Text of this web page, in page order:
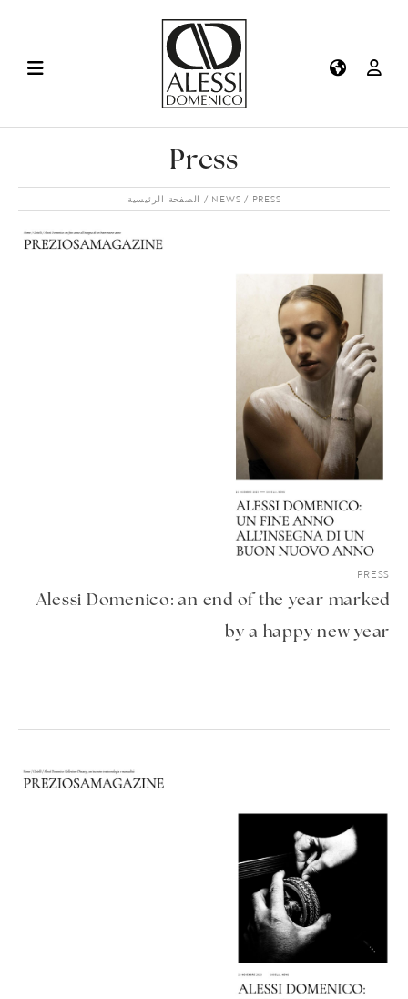
Press
الصفحة الرئيسية NEWS PRESS
PRESS
Alessi Domenico: an end of the year marked
by a happy new year